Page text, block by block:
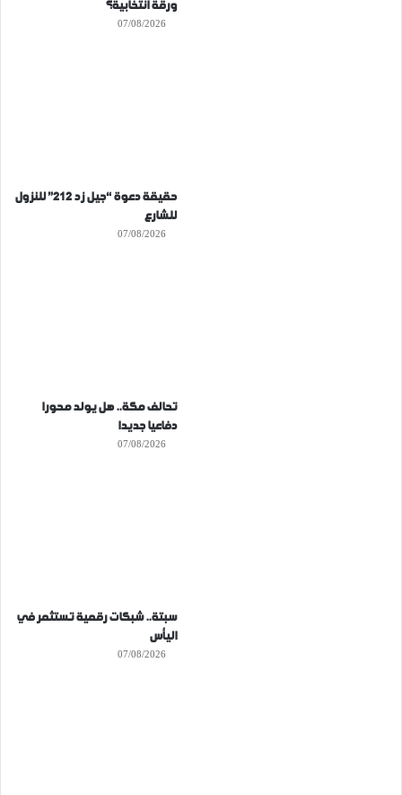
ورقة انتخابية؟
07/08/2026
حقيقة دعوة “جيل زد 212” للنزول
للشارع
07/08/2026
تحالف مكة.. هل يولد محورا
دفاعيا جديدا
07/08/2026
سبتة.. شبكات رقمية تستثمر في
اليأس
07/08/2026